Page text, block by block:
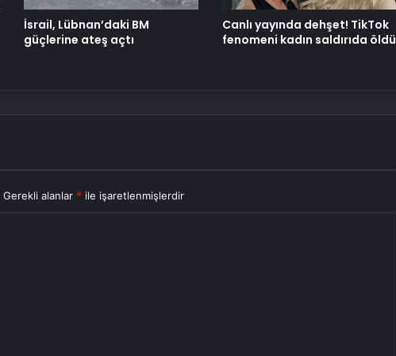
için büyük bir hafta
İsrail, Lübnan’daki BM
güçlerine ateş açtı
Canlı yayında dehşet! TikTok
fenomeni kadın saldırıda öldü
Gerekli alanlar * ile işaretlenmişlerdir